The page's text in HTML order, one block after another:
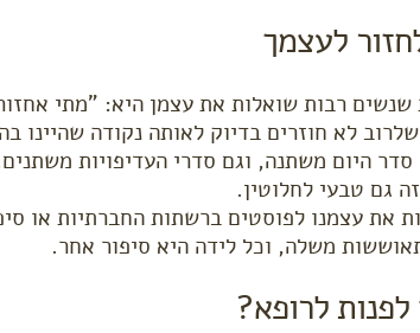
לעצמך
רבות שואלות את עצמן היא: "מתי
לא חוזרים בדיוק לאותה נקודה שהיינו
היום משתנה, וגם סדרי העדיפויות
גם טבעי לחלוטין.
את עצמנו לפוסטים ברשתות החברתיות או
משלה, וכל לידה היא סיפור אחר.
לרופא?